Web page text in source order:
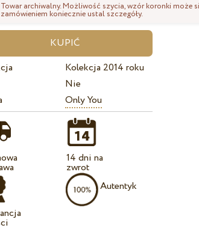
Towar archiwalny. Możliwość szycia, wzór koronki może
zamówieniem koniecznie ustal szczegóły.
Kolekcja 2014 roku
Nie
Only You
14 dni na
zwrot
Autentyk